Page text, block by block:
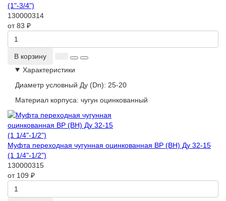
(1"-3/4")
130000314
от 83 ₽
В корзину
Характеристики
Диаметр условный Ду (Dn): 25-20
Материал корпуса: чугун оцинкованный
Муфта переходная чугунная оцинкованная ВР (ВН) Ду 32-15
(1 1/4"-1/2")
130000315
от 109 ₽